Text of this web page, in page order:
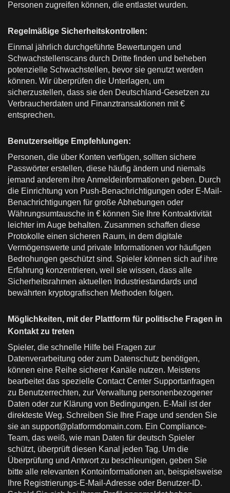
Personen zugreifen können, die entlastet wurden.
Regelmäßige Sicherheitskontrollen:
Einmal jährlich durchgeführte Bewertungen und
Schwachstellenscans durch Dritte finden und beheben
potenzielle Schwachstellen, bevor sie genutzt werden
können. Wir überprüfen die Unterlagen, um
sicherzustellen, dass sie den Deutschland-Gesetzen zu
Verbraucherdaten und Finanztransaktionen mit €
entsprechen.
Benutzerseitige Empfehlungen:
Personen, die über Konten verfügen, sollten sichere
Passwörter erstellen, diese häufig ändern und niemals
jemand anderem ihre Anmeldeinformationen geben. Durch
die Einrichtung von Push-Benachrichtigungen oder E-Mail-
Benachrichtigungen für große Abhebungen oder
Währungsumtausche in € können Sie Ihre Kontoaktivität
leichter im Auge behalten. Zusammen schaffen diese
Protokolle einen sicheren Raum, in dem digitale
Vermögenswerte und private Informationen vor häufigen
Bedrohungen geschützt sind. Spieler können sich auf ihre
Erfahrung konzentrieren, weil sie wissen, dass alle
Sicherheitsrahmen aktuellen Industriestandards und
bewährten kryptografischen Methoden folgen.
Möglichkeiten, mit der Plattform für politische Fragen in
Kontakt zu treten
Spieler, die schnelle Hilfe bei Fragen zur
Datenverarbeitung oder zum Datenschutz benötigen,
können eine Reihe sicherer Kanäle nutzen. Meistens
bearbeitet das spezielle Contact Center Supportanfragen
zu Benutzerrechten, zur Verwaltung personenbezogener
Daten oder zur Klärung von Bedingungen. E-Mail ist der
direkteste Weg. Schreiben Sie Ihre Frage und senden Sie
sie an support@platformdomain.com. Ein Compliance-
Team, das weiß, wie man Daten für deutsch Spieler
schützt, überprüft diesen Kanal jeden Tag. Um die
Überprüfung und Antwort zu beschleunigen, geben Sie
bitte alle relevanten Kontoinformationen an, beispielsweise
Ihre Registrierungs-E-Mail-Adresse oder Benutzer-ID.